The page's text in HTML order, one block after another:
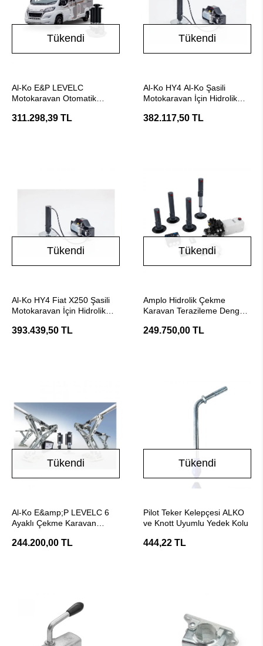
Tükendi
Al-Ko E&P LEVELC
Motokaravan Otomatik
311.298,39 TL
Tükendi
Al-Ko HY4 Al-Ko Şasili
Motokaravan İçin Hidrolik
382.117,50 TL
Tükendi
Al-Ko HY4 Fiat X250 Şasili
Motokaravan İçin Hidrolik
393.439,50 TL
Tükendi
Amplo Hidrolik Çekme
Karavan Terazileme Denge
249.750,00 TL
Tükendi
Al-Ko E&amp;P LEVELC 6
Ayaklı Çekme Karavan
244.200,00 TL
Tükendi
Pilot Teker Kelepçesi ALKO
ve Knott Uyumlu Yedek Kolu
444,22 TL